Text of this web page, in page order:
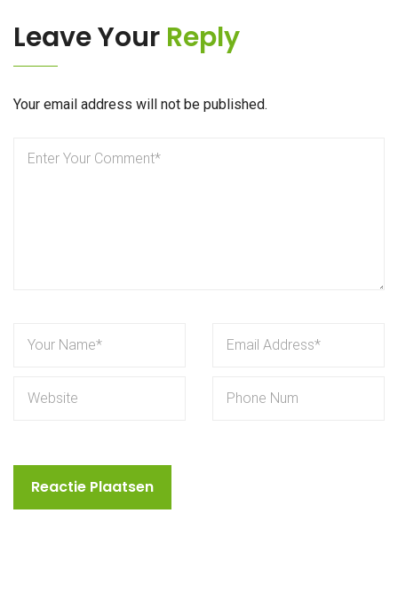
Leave Your Reply
Your email address will not be published.